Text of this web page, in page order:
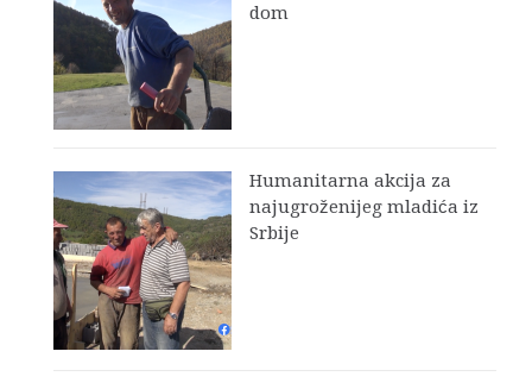
dom
Humanitarna akcija za
najugroženijeg mladića iz
Srbije